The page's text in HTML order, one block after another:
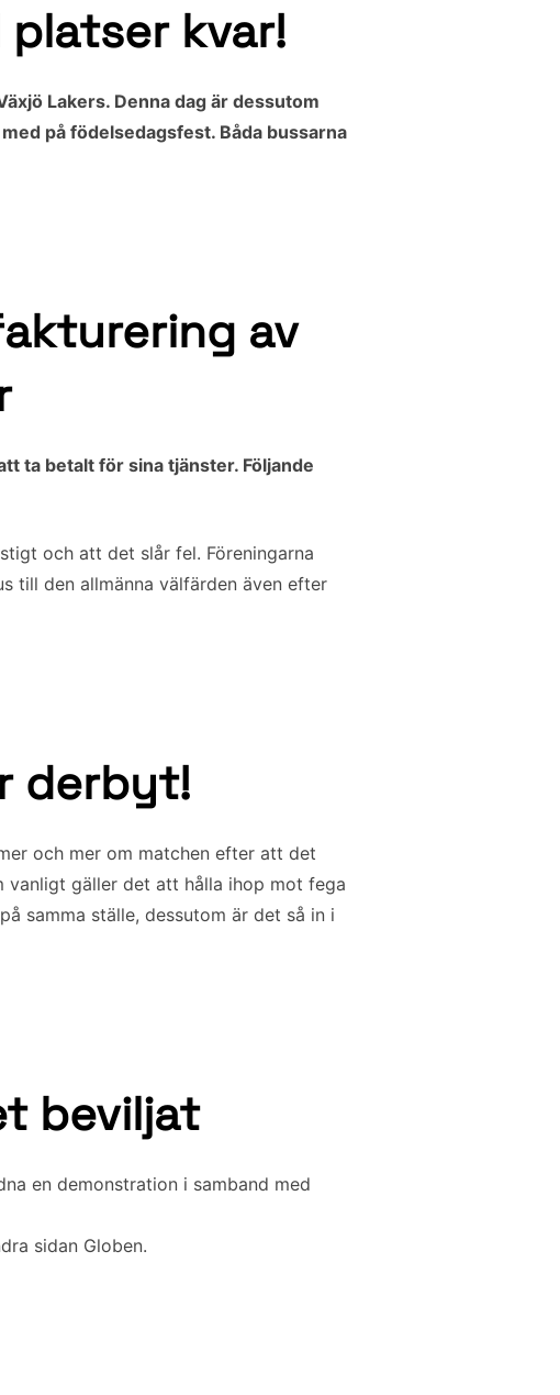
platser kvar!
Lakers. Denna dag är dessutom
på födelsedagsfest. Båda bussarna
av
ta betalt för sina tjänster. Följande
och att det slår fel. Föreningarna
till den allmänna välfärden även efter
derbyt!
och mer om matchen efter att det
vanligt gäller det att hålla ihop mot fega
samma ställe, dessutom är det så in i
beviljat
en demonstration i samband med
sidan Globen.